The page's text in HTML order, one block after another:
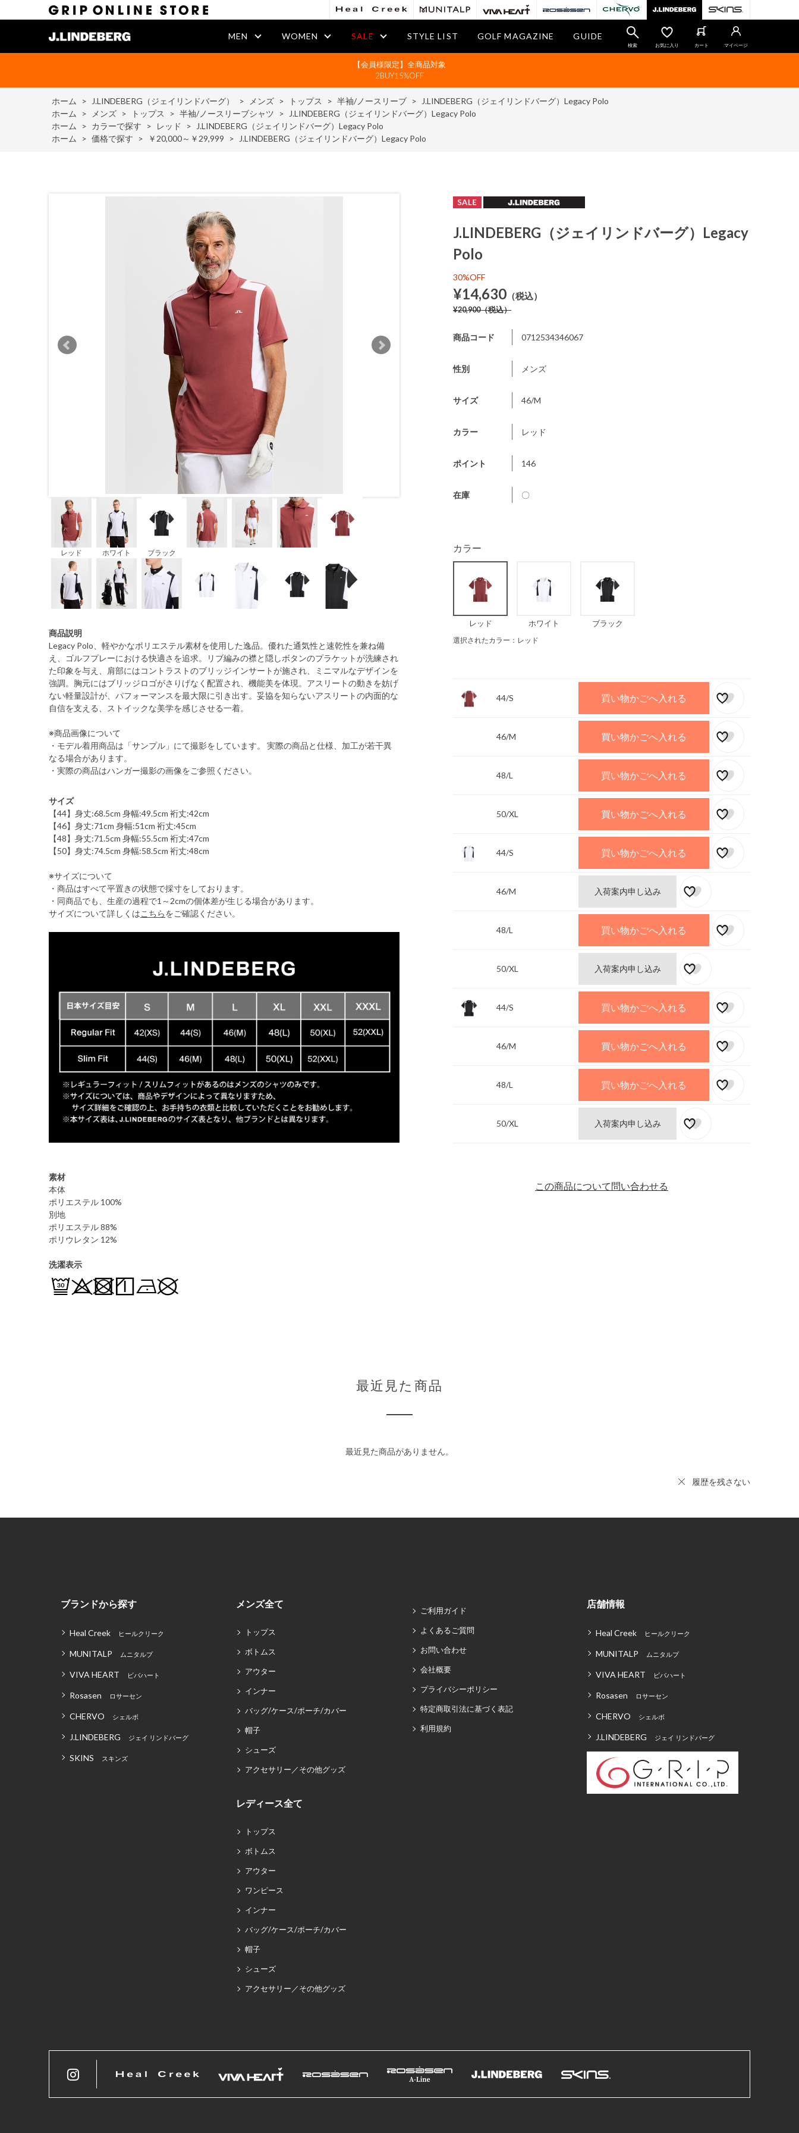
MEN WOMEN SALE STYLE LIST GOLF MAGAZINE GUIDE
検索 お気に入り カート マイページ
【会員様限定】全商品対象
2BUY15%OFF
ホーム > J.LINDEBERG（ジェイリンドバーグ） > メンズ > トップス > 半袖/ノースリーブ >
J.LINDEBERG（ジェイリンドバーグ）Legacy Polo
ホーム
> メンズ > トップス > 半袖/ノースリーブシャツ >
J.LINDEBERG（ジェイリンドバーグ）Legacy Polo
ホーム
> カラーで探す > レッド >
J.LINDEBERG（ジェイリンドバーグ）Legacy Polo
ホーム
> 価格で探す > ￥20,000～￥29,999 > J.LINDEBERG（ジェイリンドバーグ）Legacy Polo
レッド ホワイト ブラック
商品説明
Legacy Polo、軽やかなポリエステル素材を使用した逸品。優れた通気性と速乾性を兼ね備
え、ゴルフプレーにおける快適さを追求。リブ編みの襟と隠しボタンのプラケットが洗練され
た印象を与え、肩部にはコントラストのブリッジインサートが施され、ミニマルなデザインを
強調。胸元にはブリッジロゴがさりげなく配置され、機能美を体現。アスリートの動きを妨げ
ない軽量設計が、パフォーマンスを最大限に引き出す。妥協を知らないアスリートの内面的な
自信を支える、ストイックな美学を感じさせる一着。
※商品画像について
・モデル着用商品は「サンプル」にて撮影をしています。 実際の商品と仕様、加工が若干異
なる場合があります。
・実際の商品はハンガー撮影の画像をご参照ください。
サイズ
【44】身丈:68.5cm 身幅:49.5cm 裄丈:42cm
【46】身丈:71cm 身幅:51cm 裄丈:45cm
【48】身丈:71.5cm 身幅:55.5cm 裄丈:47cm
【50】身丈:74.5cm 身幅:58.5cm 裄丈:48cm
※サイズについて
・商品はすべて平置きの状態で採寸をしております。
・同商品でも、生産の過程で1～2cmの個体差が生じる場合があります。
サイズについて詳しくはこちらをご確認ください。
素材
本体
ポリエステル 100%
別地
ポリエステル 88%
ポリウレタン 12%
洗濯表示
J.LINDEBERG（ジェイリンドバーグ）Legacy
Polo
30%OFF
¥14,630 （税込）
¥20,900（税込）
商品コード 0712534346067
性別 メンズ
サイズ 46/M
カラー レッド
ポイント 146
在庫 〇
カラー
レッド ホワイト ブラック
選択されたカラー：レッド
44/S 買い物かごへ入れる
46/M 買い物かごへ入れる
48/L 買い物かごへ入れる
50/XL 買い物かごへ入れる
44/S 買い物かごへ入れる
46/M 入荷案内申し込み
48/L 買い物かごへ入れる
50/XL 入荷案内申し込み
44/S 買い物かごへ入れる
46/M 買い物かごへ入れる
48/L 買い物かごへ入れる
50/XL 入荷案内申し込み
この商品について問い合わせる
最近見た商品
最近見た商品がありません。
履歴を残さない
ブランドから探す
Heal Creek ヒールクリーク
MUNITALP ムニタルプ
VIVA HEART ビバハート
Rosasen ロサーセン
CHERVO シェルボ
J.LINDEBERG ジェイ リンドバーグ
SKINS スキンズ
メンズ全て
トップス
ボトムス
アウター
インナー
バッグ/ケース/ポーチ/カバー
帽子
シューズ
アクセサリー／その他グッズ
レディース全て
トップス
ボトムス
アウター
ワンピース
インナー
バッグ/ケース/ポーチ/カバー
帽子
シューズ
アクセサリー／その他グッズ
ご利用ガイド
よくあるご質問
お問い合わせ
会社概要
プライバシーポリシー
特定商取引法に基づく表記
利用規約
店舗情報
Heal Creek ヒールクリーク
MUNITALP ムニタルプ
VIVA HEART ビバハート
Rosasen ロサーセン
CHERVO シェルボ
J.LINDEBERG ジェイ リンドバーグ